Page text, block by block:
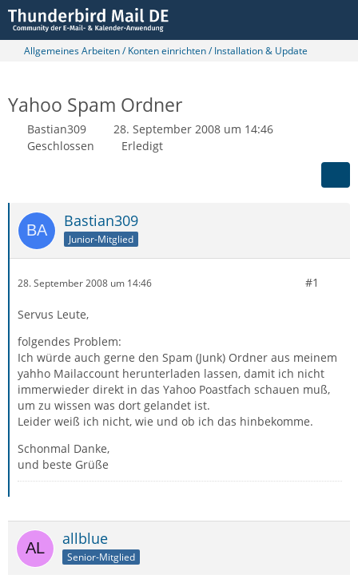
Allgemeines Arbeiten / Konten einrichten / Installation & Update
Yahoo Spam Ordner
Bastian309
28. September 2008 um 14:46
Geschlossen
Erledigt
Bastian309
Junior-Mitglied
28. September 2008 um 14:46 #1
Servus Leute,
folgendes Problem:
Ich würde auch gerne den Spam (Junk) Ordner aus meinem
yahho Mailaccount herunterladen lassen, damit ich nicht
immerwieder direkt in das Yahoo Poastfach schauen muß,
um zu wissen was dort gelandet ist.
Leider weiß ich nicht, wie und ob ich das hinbekomme.
Schonmal Danke,
und beste Grüße
allblue
Senior-Mitglied